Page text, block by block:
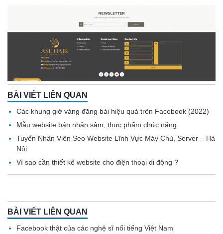
BÀI VIẾT LIÊN QUAN
Các khung giờ vàng đăng bài hiệu quả trên Facebook (2022)
Mẫu website bán nhân sâm, thực phẩm chức năng
Tuyển Nhân Viên Seo Website Lĩnh Vực Máy Chủ, Server – Hà
Nội
Vì sao cần thiết kế website cho điện thoại di động ?
BÀI VIẾT LIÊN QUAN
Facebook thật của các nghệ sĩ nổi tiếng Việt Nam